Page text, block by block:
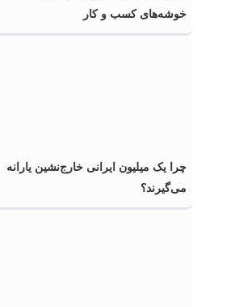
خوشه‌های کسب و کار
چرا یک میلیون ایرانی خارج‌نشین یارانه
می‌گیرند؟